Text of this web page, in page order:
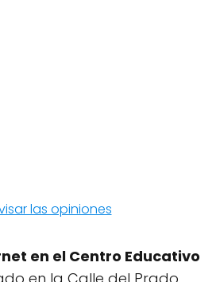
las opiniones
en el Centro Educativo